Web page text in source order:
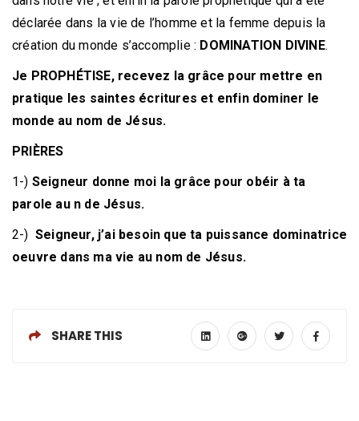
déclarée dans la vie de l’homme et la femme depuis la
création du monde s’accomplie : DOMINATION DIVINE.
Je PROPHÉTISE, recevez la grâce pour mettre en
pratique les saintes écritures et enfin dominer le
monde au nom de Jésus.
PRIÈRES
1-) Seigneur donne moi la grâce pour obéir à ta
parole au n de Jésus.
2-) Seigneur, j’ai besoin que ta puissance dominatrice
oeuvre dans ma vie au nom de Jésus.
SHARE THIS